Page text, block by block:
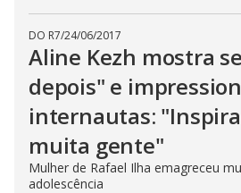
DO R7/24/06/2017
Aline Kezh mostra
depois" e
internautas:
muita gente"
Mulher de Rafael Ilha emagreceu
adolescência